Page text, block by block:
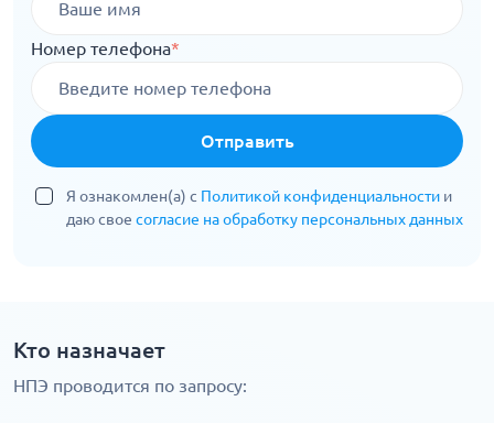
Номер телефона*
Отправить
Я ознакомлен(а) с Политикой конфиденциальности и
даю свое согласие на обработку персональных данных
Кто назначает
НПЭ проводится по запросу: